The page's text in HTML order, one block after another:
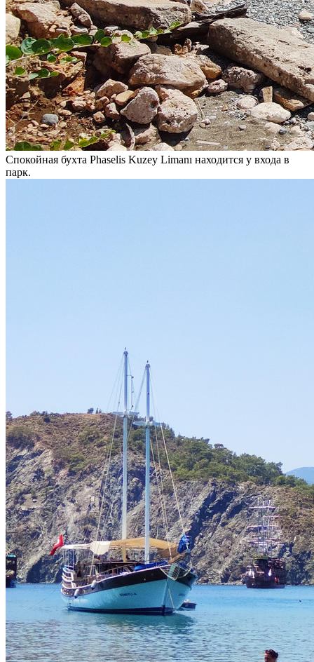
Спокойная бухта Phaselis Kuzey Limanı находится у входа в
парк.